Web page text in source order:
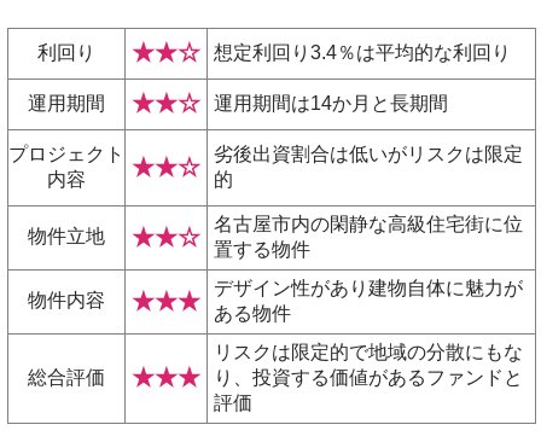
利回り ★★☆ 想定利回り3.4％は平均的な利回り
運用期間 ★★☆ 運用期間は14か月と長期間
プロジェクト
内容
★★☆
劣後出資割合は低いがリスクは限定
的
物件立地 ★★☆
名古屋市内の閑静な高級住宅街に位
置する物件
物件内容 ★★★
デザイン性があり建物自体に魅力が
ある物件
総合評価 ★★★
リスクは限定的で地域の分散にもな
り、投資する価値があるファンドと
評価